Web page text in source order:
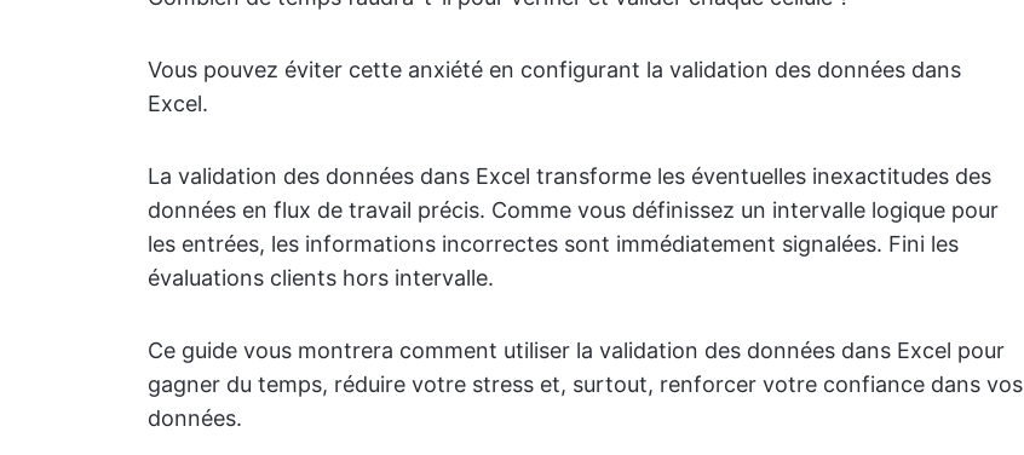
Vous pouvez éviter cette anxiété en configurant la validation des données dans
Excel.
La validation des données dans Excel transforme les éventuelles inexactitudes des
données en flux de travail précis. Comme vous définissez un intervalle logique pour
les entrées, les informations incorrectes sont immédiatement signalées. Fini les
évaluations clients hors intervalle.
Ce guide vous montrera comment utiliser la validation des données dans Excel pour
gagner du temps, réduire votre stress et, surtout, renforcer votre confiance dans vos
données.